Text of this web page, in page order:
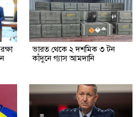
ভারত থেকে ২ দশমিক ৩ টন
কাঁদুনে গ্যাস আমদানি